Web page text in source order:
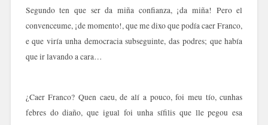
Segundo ten que ser da miña confianza, ¡da miña! Pero el
convenceume, ¡de momento!, que me dixo que podía caer Franco,
e que viría unha democracia subseguinte, das podres; que había
que ir lavando a cara…
¿Caer Franco? Quen caeu, de alí a pouco, foi meu tío, cunhas
febres do diaño, que igual foi unha sífilis que lle pegou esa